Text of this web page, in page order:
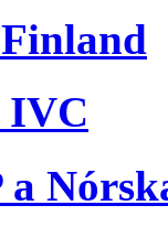
IVC